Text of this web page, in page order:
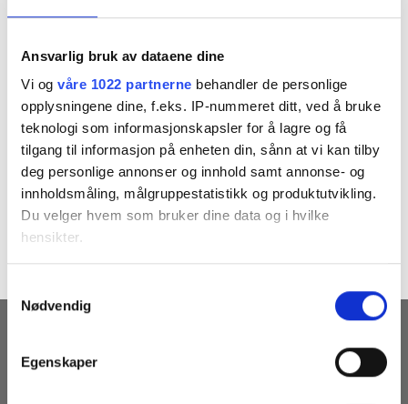
Ansvarlig bruk av dataene dine
Vi og våre 1022 partnerne behandler de personlige
opplysningene dine, f.eks. IP-nummeret ditt, ved å bruke
teknologi som informasjonskapsler for å lagre og få
tilgang til informasjon på enheten din, sånn at vi kan tilby
deg personlige annonser og innhold samt annonse- og
innholdsmåling, målgruppestatistikk og produktutvikling.
Du velger hvem som bruker dine data og i hvilke
hensikter.
Innhente informasjon om den geografiske
Identifisere enheten din ved å aktivt skanne den
Nødvendig
Egenskaper
Both comments and trackbacks are currently closed.